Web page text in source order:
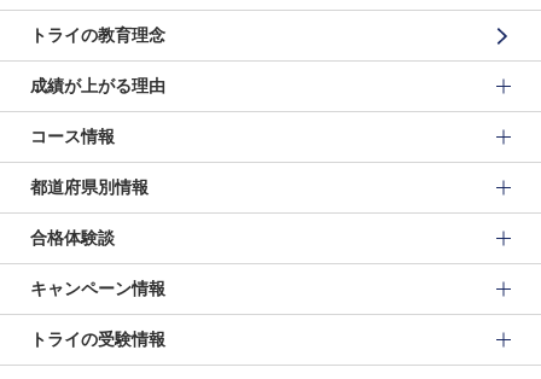
トライの教育理念
成績が上がる理由
コース情報
都道府県別情報
合格体験談
キャンペーン情報
トライの受験情報